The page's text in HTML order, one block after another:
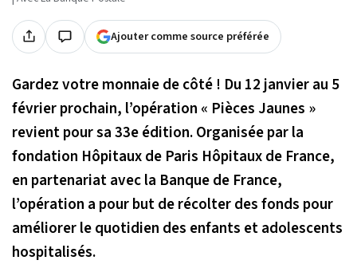
Ajouter comme source préférée
Gardez votre monnaie de côté ! Du 12 janvier au 5
février prochain, l’opération « Pièces Jaunes »
revient pour sa 33e édition. Organisée par la
fondation Hôpitaux de Paris Hôpitaux de France,
en partenariat avec la Banque de France,
l’opération a pour but de récolter des fonds pour
améliorer le quotidien des enfants et adolescents
hospitalisés.